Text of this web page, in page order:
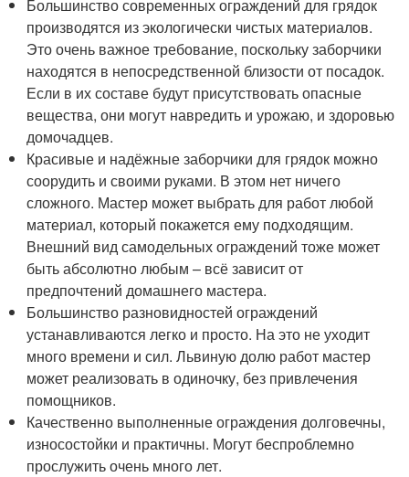
Большинство современных ограждений для грядок
производятся из экологически чистых материалов.
Это очень важное требование, поскольку заборчики
находятся в непосредственной близости от посадок.
Если в их составе будут присутствовать опасные
вещества, они могут навредить и урожаю, и здоровью
домочадцев.
Красивые и надёжные заборчики для грядок можно
соорудить и своими руками. В этом нет ничего
сложного. Мастер может выбрать для работ любой
материал, который покажется ему подходящим.
Внешний вид самодельных ограждений тоже может
быть абсолютно любым – всё зависит от
предпочтений домашнего мастера.
Большинство разновидностей ограждений
устанавливаются легко и просто. На это не уходит
много времени и сил. Львиную долю работ мастер
может реализовать в одиночку, без привлечения
помощников.
Качественно выполненные ограждения долговечны,
износостойки и практичны. Могут беспроблемно
прослужить очень много лет.